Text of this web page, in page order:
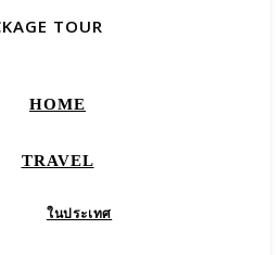
TOUR
HOME
TRAVEL
ในประเทศ